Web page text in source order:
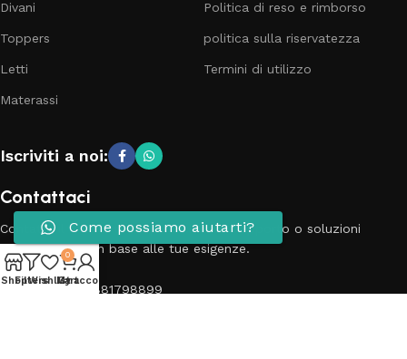
Divani
Toppers
Letti
Materassi
Politica di reso e rimborso
politica sulla riservatezza
Termini di utilizzo
Iscriviti a noi:
Contattaci
Contatta il nostro team per richieste, supporto o soluzioni
personalizzate in base alle tue esigenze.
Telefono: 3881798899
ShopFilters
Wishlist
0
Cart
My account
Come possiamo aiutarti?